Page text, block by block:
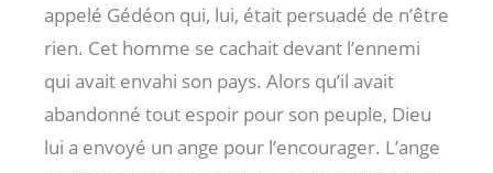
appelé Gédéon qui, lui, était persuadé de n’être
rien. Cet homme se cachait devant l’ennemi
qui avait envahi son pays. Alors qu’il avait
abandonné tout espoir pour son peuple, Dieu
lui a envoyé un ange pour l’encourager. L’ange